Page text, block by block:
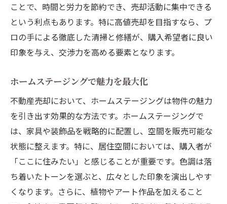
ことで、時間と労力を節約でき、売却活動に集中できる
という利点もあります。特に高値売却を目指すなら、プ
ロの手による徹底した清掃と修繕が、購入希望者に良い
印象を与え、交渉力を高める要素となります。
ホームステージングで魅力を最大化
不動産売却において、ホームステージングは物件の魅力
を引き出す効果的な方法です。ホームステージングで
は、家具や装飾品を戦略的に配置し、空間を販売可能な
状態に整えます。特に、居住空間においては、購入者が
「ここに住みたい」と感じることが重要です。色調は落
ち着いたトーンを選ぶと、広々とした印象を演出しやす
くなります。さらに、植物やアート作品を加えること